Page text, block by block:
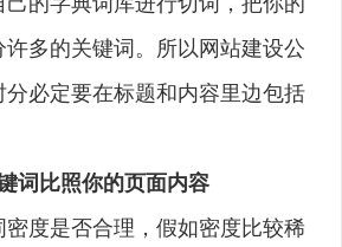
多的关键词。所以网站建设公
必定要在标题和内容里边包括
词比照你的页面内容
度是否合理，假如密度比较稀